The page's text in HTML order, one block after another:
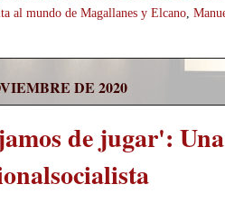
al mundo de Magallanes y Elcano
DE 2020
de jugar':